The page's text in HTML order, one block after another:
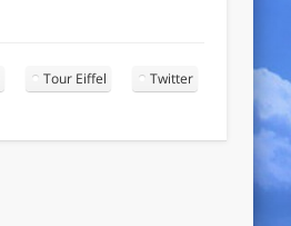
Tour Eiffel Twitter